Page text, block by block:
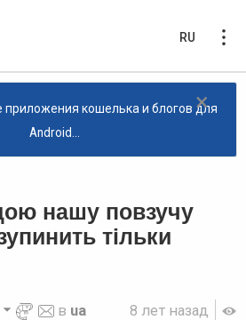
RU
×
кошелька и блогов для
Android...
нашу повзучу
тільки
8 лет назад
в ua